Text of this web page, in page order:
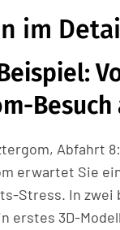
im
Besuch
Abfahrt
erwartet Sie
Stress. In zwei
erstes 3D-